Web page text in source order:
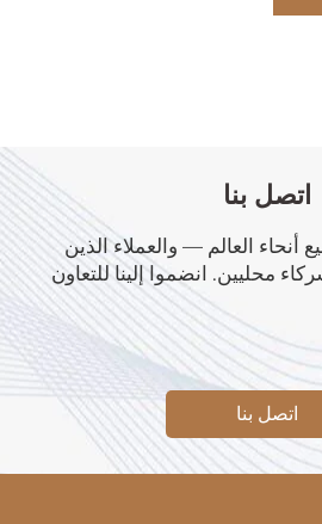
اتصل بنا
العالم — والعملاء الذين
محليين. انضموا إلينا للتعاون
اتصل بنا